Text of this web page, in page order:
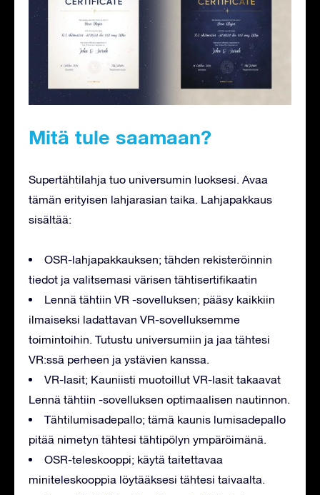
Mitä tule saamaan?
Supertähtilahja tuo universumin luoksesi. Avaa
tämän erityisen lahjarasian taika. Lahjapakkaus
sisältää:
OSR-lahjapakkauksen; tähden rekisteröinnin
tiedot ja valitsemasi värisen tähtisertifikaatin
Lennä tähtiin VR -sovelluksen; pääsy kaikkiin
ilmaiseksi ladattavan VR-sovelluksemme
toimintoihin. Tutustu universumiin ja jaa tähtesi
VR:ssä perheen ja ystävien kanssa.
VR-lasit; Kauniisti muotoillut VR-lasit takaavat
Lennä tähtiin -sovelluksen optimaalisen nautinnon.
Tähtilumisadepallo; tämä kaunis lumisadepallo
pitää nimetyn tähtesi tähtipölyn ympäröimänä.
OSR-teleskooppi; käytä taitettavaa
miniteleskooppia löytääksesi tähtesi taivaalta.